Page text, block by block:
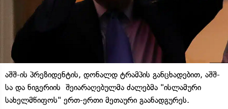
აშშ-ის პრეზიდენტის, დონალდ ტრამპის განცხადებით, აშშ-
სა და ნიგერიის შეიარაღებულმა ძალებმა "ისლამური
სახელმწიფოს" ერთ-ერთი მეთაური გაანადგურეს.